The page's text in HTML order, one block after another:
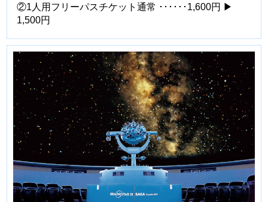
②1人用フリーパスチケット通常 ･･････1,600円 ▶
1,500円